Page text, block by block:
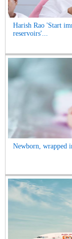
Harish Rao 'Start
reservoirs'...
Newborn, wrapped